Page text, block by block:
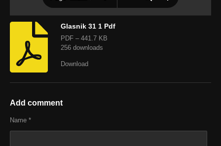
Glasnik 31 1 Pdf
PDF – 441.7 KB
256 downloads
Download
Add comment
Name *